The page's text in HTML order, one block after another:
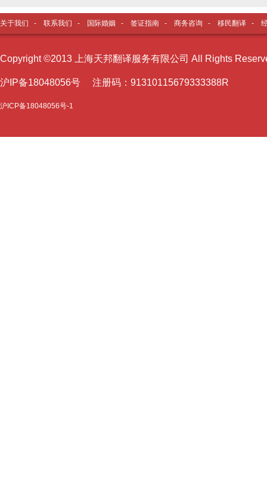
关于我们 - 联系我们 - 国际婚姻 - 签证指南 - 商务咨询 - 移民翻译 -
Copyright ©2013 上海天邦翻译服务有限公司 All Rights
沪I P备18048056号 注册码：91310115679333388R
沪ICP备18048056号-1